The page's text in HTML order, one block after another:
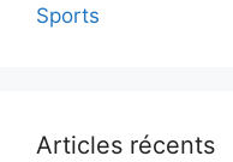
Sports
Articles récents